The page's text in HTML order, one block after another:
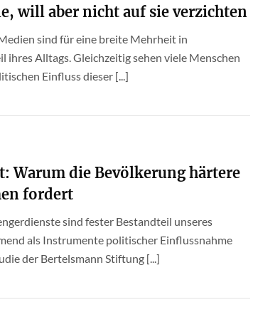
will aber nicht auf sie verzichten
sind für eine breite Mehrheit in
ihres Alltags. Gleichzeitig sehen viele Menschen
Einfluss dieser [...]
Warum die Bevölkerung härtere
fordert
sind fester Bestandteil unseres
als Instrumente politischer Einflussnahme
der Bertelsmann Stiftung [...]